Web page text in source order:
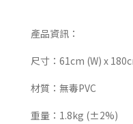
產品資訊：
尺寸：61cm (W) x
材質：無毒PVC
重量：1.8kg (±2%)